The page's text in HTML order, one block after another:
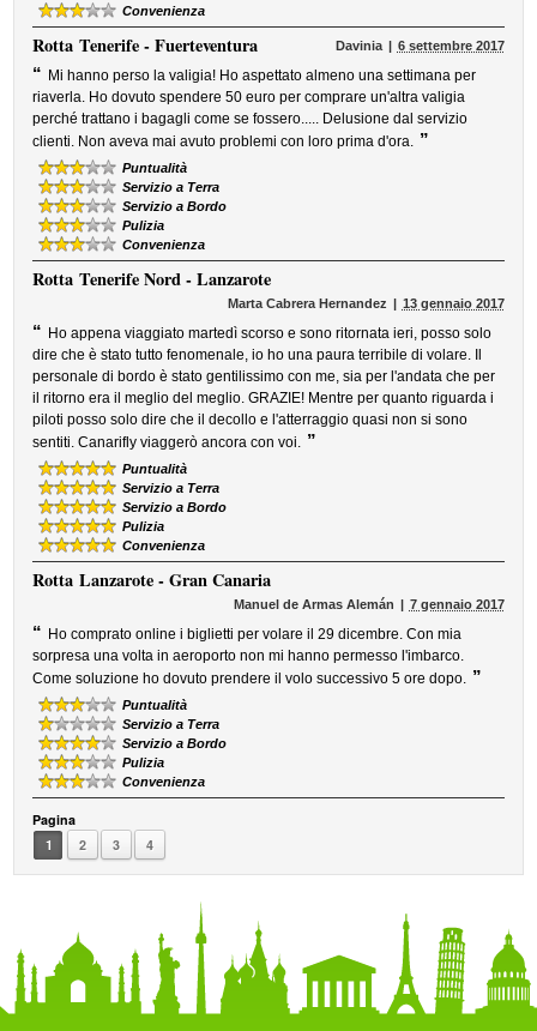
Convenienza
RottaTenerife - Fuerteventura Davinia 6 settembre 2017
“ Mi hanno perso la valigia! Ho aspettato almeno una settimana per
riaverla. Ho dovuto spendere 50 euro per comprare un'altra valigia
perché trattano i bagagli come se fossero..... Delusione dal servizio
clienti. Non aveva mai avuto problemi con loro prima d'ora. ”
Puntualità
Servizio a Terra
Servizio a Bordo
Pulizia
Convenienza
RottaTenerife Nord - Lanzarote
Marta Cabrera Hernandez 13 gennaio 2017
“ Ho appena viaggiato martedì scorso e sono ritornata ieri, posso solo
dire che è stato tutto fenomenale, io ho una paura terribile di volare. Il
personale di bordo è stato gentilissimo con me, sia per l'andata che per
il ritorno era il meglio del meglio. GRAZIE! Mentre per quanto riguarda i
piloti posso solo dire che il decollo e l'atterraggio quasi non si sono
sentiti. Canarifly viaggerò ancora con voi. ”
Puntualità
Servizio a Terra
Servizio a Bordo
Pulizia
Convenienza
RottaLanzarote - Gran Canaria
Manuel de Armas Alemán 7 gennaio 2017
“ Ho comprato online i biglietti per volare il 29 dicembre. Con mia
sorpresa una volta in aeroporto non mi hanno permesso l'imbarco.
Come soluzione ho dovuto prendere il volo successivo 5 ore dopo. ”
Puntualità
Servizio a Terra
Servizio a Bordo
Pulizia
Convenienza
Pagina
1
2 3 4